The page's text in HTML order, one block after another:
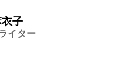
子
イター